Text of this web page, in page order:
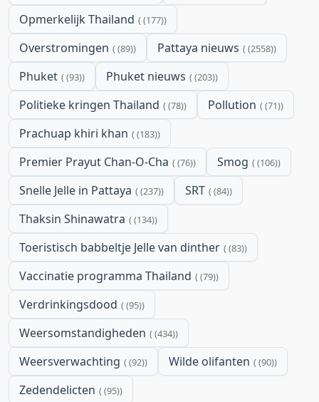
Opmerkelijk Thailand (177)
Overstromingen (89) Pattaya nieuws (2558)
Phuket (93) Phuket nieuws (203)
Politieke kringen Thailand (78) Pollution (71)
Prachuap khiri khan (183)
Premier Prayut Chan-O-Cha (76) Smog (106)
Snelle Jelle in Pattaya (237) SRT (84)
Thaksin Shinawatra (134)
Toeristisch babbeltje Jelle van dinther (83)
Vaccinatie programma Thailand (79)
Verdrinkingsdood (95)
Weersomstandigheden (434)
Weersverwachting (92) Wilde olifanten (90)
Zedendelicten (95)